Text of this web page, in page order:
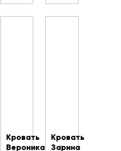
Кровать
Вероника
Кровать
Зарина